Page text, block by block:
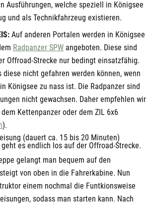
Ausführungen, welche speziell in Königsee
und als Technikfahrzeug existieren.
Auf anderen Portalen werden in Königsee
Radpanzer SPWöffnet in neuem Fenster
angeboten. Diese sind
Offroad-Strecke nur bedingt einsatzfähig.
diese nicht gefahren werden können, wenn
Königsee zu nass ist. Die Radpanzer sind
nicht gewachsen. Daher empfehlen wir
Kettenpanzer oder dem ZIL 6x6
öffnet in neuem Fenster
).
(dauert ca. 15 bis 20 Minuten)
es endlich los auf der Offroad-Strecke.
gelangt man bequem auf den
von oben in die Fahrerkabine. Nun
einem nochmal die Funtkionsweise
sodass man starten kann. Nach